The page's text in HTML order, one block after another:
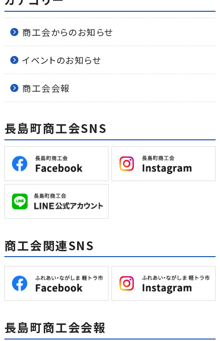
商工会からのお知らせ
イベントのお知らせ
商工会会報
長島町商工会SNS
商工会関連SNS
長島町商工会会報